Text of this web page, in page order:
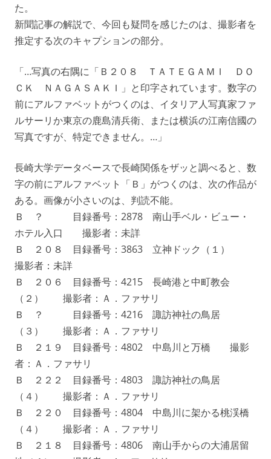
た。
新聞記事の解説で、今回も疑問を感じたのは、撮影者を
推定する次のキャプションの部分。
「…写真の右隅に「Ｂ２０８ ＴＡＴＥＧＡＭＩ ＤＯ
ＣＫ ＮＡＧＡＳＡＫＩ」と印字されています。数字の
前にアルファベットがつくのは、イタリア人写真家ファ
ルサーリか東京の鹿島清兵衛、または横浜の江南信國の
写真ですが、特定できません。…」
長崎大学データベースで長崎関係をザッと調べると、数
字の前にアルファベット「Ｂ」がつくのは、次の作品が
ある。画像が小さいのは、判読不能。
Ｂ ？ 目録番号：2878 南山手ベル・ビュー・
ホテル入口 撮影者：未詳
Ｂ ２０８ 目録番号：3863 立神ドック（１）
撮影者：未詳
Ｂ ２０６ 目録番号：4215 長崎港と中町教会
（２） 撮影者：Ａ．ファサリ
Ｂ ？ 目録番号：4216 諏訪神社の鳥居
（３） 撮影者：Ａ．ファサリ
Ｂ ２１９ 目録番号：4802 中島川と万橋 撮影
者：Ａ．ファサリ
Ｂ ２２２ 目録番号：4803 諏訪神社の鳥居
（４） 撮影者：Ａ．ファサリ
Ｂ ２２０ 目録番号：4804 中島川に架かる桃渓橋
（４） 撮影者：Ａ．ファサリ
Ｂ ２１８ 目録番号：4806 南山手からの大浦居留